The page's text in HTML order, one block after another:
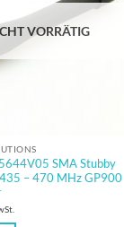
VORRÄTIG
SMA Stubby
– 470 MHz GP900